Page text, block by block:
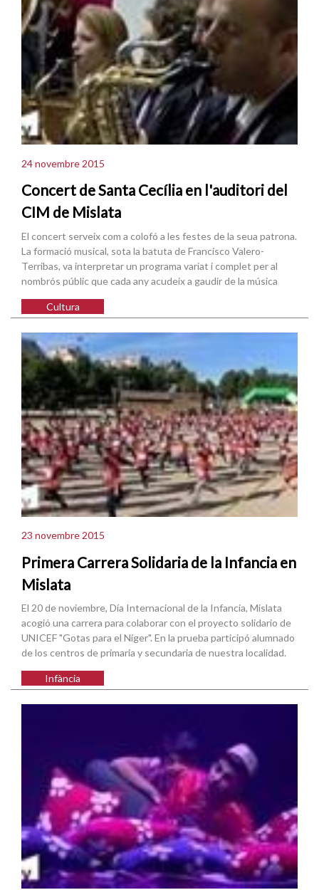
24 novembre 2015
Concert de Santa Cecília en l'auditori del
CIM de Mislata
El concert serveix com a colofó a les festes de la seua patrona.
La formació musical, sota la batuta de Francisco Valero-
Terribas, va interpretar un programa variat i complet per al
nombrós públic que cada any acudeix a gaudir de la música
Cultura
23 novembre 2015
Primera Carrera Solidaria de la Infancia en
Mislata
El 20 de noviembre, Día Internacional de la Infancia, Mislata
acogió una carrera para colaborar con el proyecto solidario de
UNICEF "Gotas para el Níger". En la prueba participó alumnado
de los centros de primaria y secundaria de nuestra localidad.
Infància